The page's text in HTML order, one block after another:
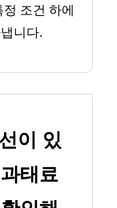
조건 하에
니다.
이 있
태료